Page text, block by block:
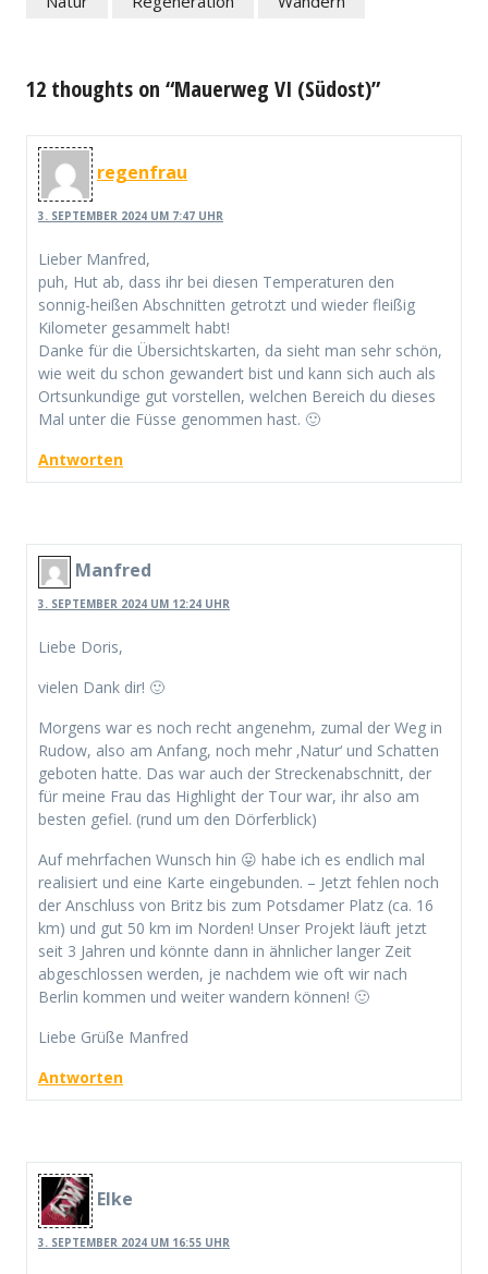
12 thoughts on “Mauerweg VI (Südost)”
regenfrau
3. SEPTEMBER 2024 UM 7:47 UHR
Lieber Manfred,
puh, Hut ab, dass ihr bei diesen Temperaturen den
sonnig-heißen Abschnitten getrotzt und wieder fleißig
Kilometer gesammelt habt!
Danke für die Übersichtskarten, da sieht man sehr schön,
wie weit du schon gewandert bist und kann sich auch als
Ortsunkundige gut vorstellen, welchen Bereich du dieses
Mal unter die Füsse genommen hast. 🙂
Antworten
Manfred
3. SEPTEMBER 2024 UM 12:24 UHR
Liebe Doris,
vielen Dank dir! 🙂
Morgens war es noch recht angenehm, zumal der Weg in
Rudow, also am Anfang, noch mehr ‚Natur‘ und Schatten
geboten hatte. Das war auch der Streckenabschnitt, der
für meine Frau das Highlight der Tour war, ihr also am
besten gefiel. (rund um den Dörferblick)
Auf mehrfachen Wunsch hin 😛 habe ich es endlich mal
realisiert und eine Karte eingebunden. – Jetzt fehlen noch
der Anschluss von Britz bis zum Potsdamer Platz (ca. 16
km) und gut 50 km im Norden! Unser Projekt läuft jetzt
seit 3 Jahren und könnte dann in ähnlicher langer Zeit
abgeschlossen werden, je nachdem wie oft wir nach
Berlin kommen und weiter wandern können! 🙂
Liebe Grüße Manfred
Antworten
Elke
3. SEPTEMBER 2024 UM 16:55 UHR